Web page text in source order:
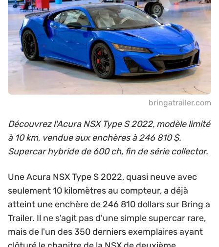
bringatrailer.com
Découvrez l'Acura NSX Type S 2022, modèle limité
à 10 km, vendue aux enchères à 246 810 $.
Supercar hybride de 600 ch, fin de série collector.
Une Acura NSX Type S 2022, quasi neuve avec
seulement 10 kilomètres au compteur, a déjà
atteint une enchère de 246 810 dollars sur Bring a
Trailer. Il ne s'agit pas d'une simple supercar rare,
mais de l'un des 350 derniers exemplaires ayant